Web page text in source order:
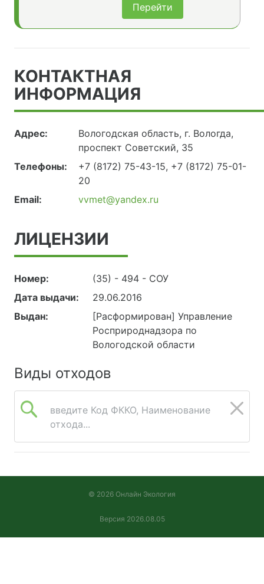
Перейти
КОНТАКТНАЯ
ИНФОРМАЦИЯ
Адрес:
Вологодская область, г. Вологда,
проспект Советский, 35
Телефоны:
+7 (8172) 75-43-15, +7 (8172) 75-01-
20
Email:
vvmet@yandex.ru
ЛИЦЕНЗИИ
Номер:
(35) - 494 - СОУ
Дата выдачи:
29.06.2016
Выдан:
[Расформирован] Управление
Росприроднадзора по
Вологодской области
Виды отходов
введите Код ФККО, Наименование
отхода...
© 2026 Онлайн Экология
Версия 2026.08.05